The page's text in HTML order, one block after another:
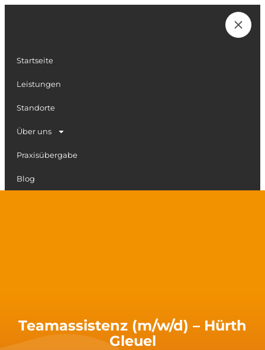
Zum
Startseite
Leistungen
Standorte
Über uns
Praxisübergabe
Blog
Teamassistenz (m/w/d) – Hürth
Gleuel